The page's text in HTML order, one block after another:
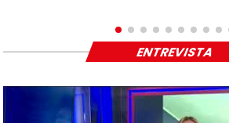
ENTREVISTA